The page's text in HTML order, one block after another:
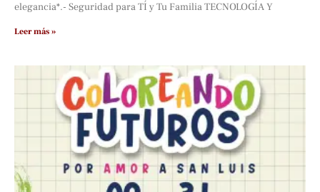
elegancia*.- Seguridad para TÍ y Tu Familia TECNOLOGÍA Y
Leer más »